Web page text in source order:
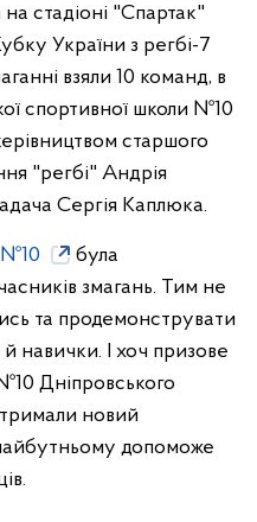
стадіоні "Спартак"
України з регбі-7
взяли 10 команд, в
спортивної школи №10
старшого
"регбі" Андрія
Сергія Каплюка.
була
змагань. Тим не
та продемонструвати
навички. І хоч призове
Дніпровського
новий
допоможе